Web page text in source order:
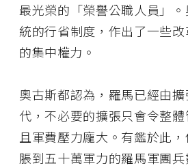
最光榮的「榮譽公職人員」
統的行省制度，作出了一些
的集中權力。
奧古斯都認為，羅馬已經由
代，不必要的擴張只會令整
且軍費壓力龐大。有鑑於此
脹到五十萬軍力的羅馬軍團